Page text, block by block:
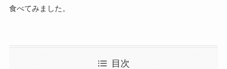
食べてみました。
目次